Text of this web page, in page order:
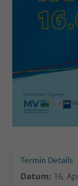
Termin Details
Datum: 16.